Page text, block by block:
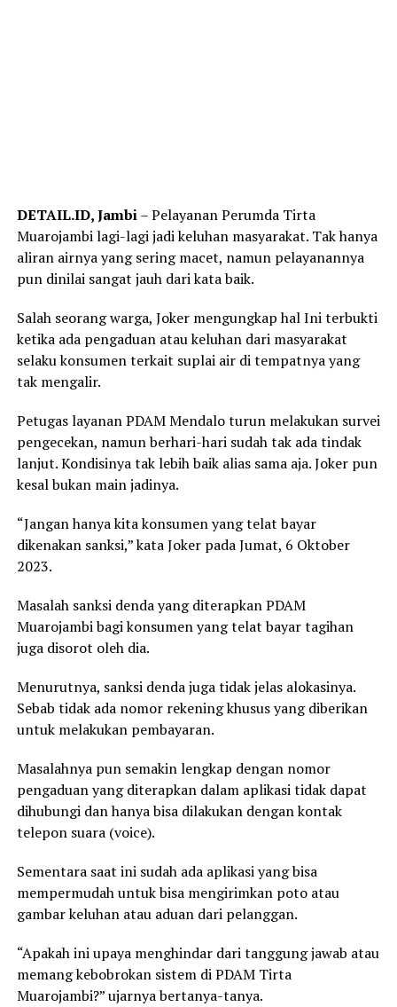
DETAIL.ID, Jambi– Pelayanan Perumda Tirta
Muarojambi lagi-lagi jadi keluhan masyarakat. Tak hanya
aliran airnya yang sering macet, namun pelayanannya
pun dinilai sangat jauh dari kata baik.
Salah seorang warga, Joker mengungkap hal Ini terbukti
ketika ada pengaduan atau keluhan dari masyarakat
selaku konsumen terkait suplai air di tempatnya yang
tak mengalir.
Petugas layanan PDAM Mendalo turun melakukan survei
pengecekan, namun berhari-hari sudah tak ada tindak
lanjut. Kondisinya tak lebih baik alias sama aja. Joker pun
kesal bukan main jadinya.
“Jangan hanya kita konsumen yang telat bayar
dikenakan sanksi,” kata Joker pada Jumat, 6 Oktober
2023.
Masalah sanksi denda yang diterapkan PDAM
Muarojambi bagi konsumen yang telat bayar tagihan
juga disorot oleh dia.
Menurutnya, sanksi denda juga tidak jelas alokasinya.
Sebab tidak ada nomor rekening khusus yang diberikan
untuk melakukan pembayaran.
Masalahnya pun semakin lengkap dengan nomor
pengaduan yang diterapkan dalam aplikasi tidak dapat
dihubungi dan hanya bisa dilakukan dengan kontak
telepon suara (voice).
Sementara saat ini sudah ada aplikasi yang bisa
mempermudah untuk bisa mengirimkan poto atau
gambar keluhan atau aduan dari pelanggan.
“Apakah ini upaya menghindar dari tanggung jawab atau
memang kebobrokan sistem di PDAM Tirta
Muarojambi?” ujarnya bertanya-tanya.